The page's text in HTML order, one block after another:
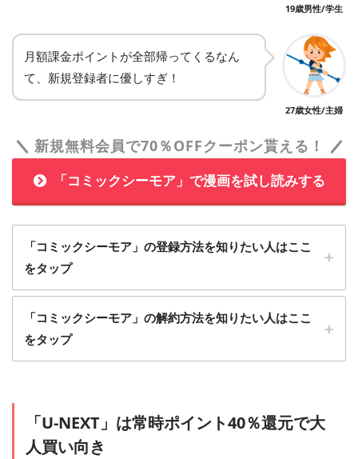
19歳男性/学生
月額課金ポイントが全部帰ってくるなん
て、新規登録者に優しすぎ！
27歳女性/主婦
新規無料会員で70％OFFクーポン貰える！
「コミックシーモア」で漫画を試し読みする
「コミックシーモア」の登録方法を知りたい人はここ
をタップ
1
「コミックシーモア」に無料会員登録する
「コミックシーモア」の解約方法を知りたい人はここ
をタップ
選択すれば解約完了です
「U-NEXT」は常時ポイント40％還元で大
人買い向き